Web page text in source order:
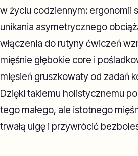
w życiu codziennym: ergonomii
unikania asymetrycznego
włączenia do rutyny ćwiczeń
mięśnie głębokie core i
mięsień gruszkowaty od zadań
Dzięki takiemu holistycznemu
tego małego, ale istotnego
trwałą ulgę i przywrócić